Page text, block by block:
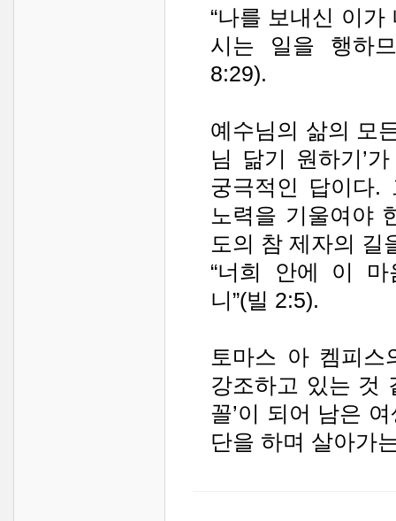
“나를 보내신 이
시는 일을 행하
8:29).
예수님의 삶의 모
님 닮기 원하기’
궁극적인 답이다.
노력을 기울여야
도의 참 제자의 길
“너희 안에 이
니”(빌 2:5).
토마스 아 켐피스
강조하고 있는 것
꼴’이 되어 남은
단을 하며 살아가